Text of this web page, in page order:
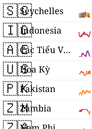
🇸🇨Seychelles
🇮🇩Indonesia
🇦🇪 Các Tiểu Vương quốc Ả Rập Thống nhất
🇺🇸Hoa Kỳ
🇵🇰Pakistan
🇿🇲Zambia